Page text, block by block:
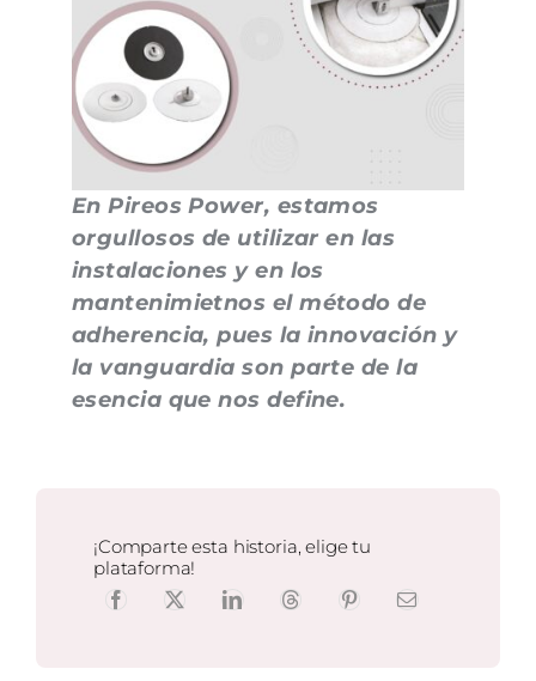
En Pireos Power, estamos
orgullosos de utilizar en las
instalaciones y en los
mantenimietnos el método de
adherencia, pues la innovación y
la vanguardia son parte de la
esencia que nos define.
¡Comparte esta historia, elige tu
plataforma!